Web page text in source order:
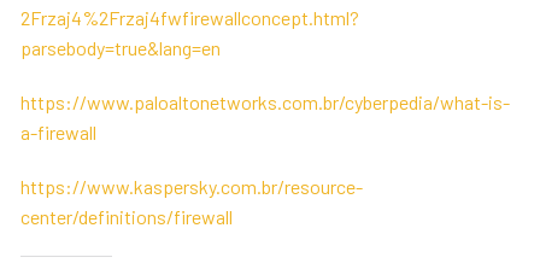
2Frzaj4%2Frzaj4fwfirewallconcept.html?
parsebody=true&lang=en
https://www.paloaltonetworks.com.br/cyberpedia/what-is-
a-firewall
https://www.kaspersky.com.br/resource-
center/definitions/firewall